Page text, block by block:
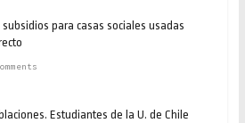
para casas sociales usadas
Estudiantes de la U. de Chile